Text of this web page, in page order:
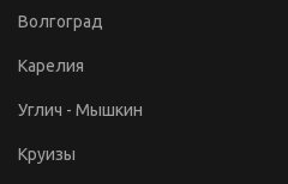
Волгоград
Карелия
Углич - Мышкин
Круизы